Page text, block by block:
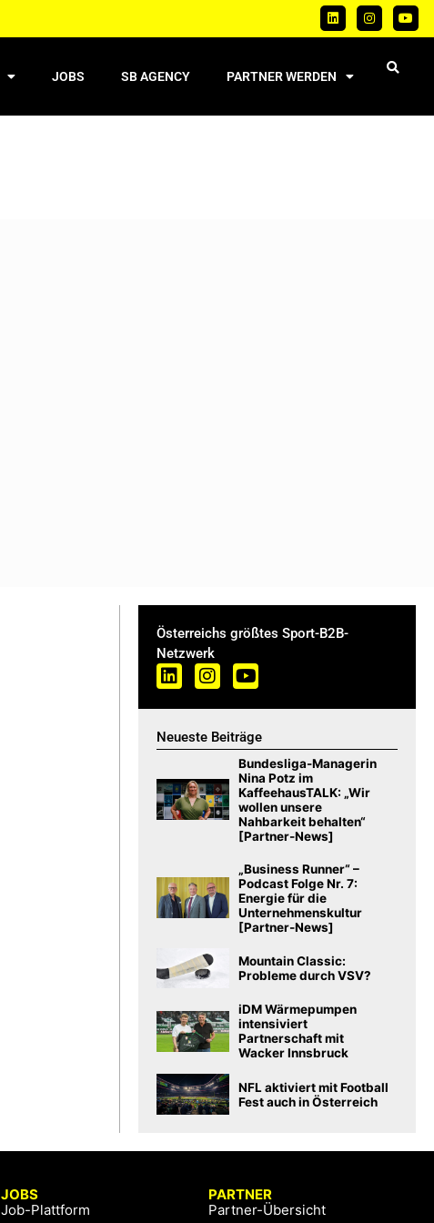
JOBS SB AGENCY PARTNER WERDEN
Österreichs größtes Sport-B2B-
Netzwerk
Neueste Beiträge
Bundesliga-Managerin
Nina Potz im
KaffeehausTALK: „Wir
wollen unsere
Nahbarkeit behalten“
[Partner-News]
„Business Runner“ –
Podcast Folge Nr. 7:
Energie für die
Unternehmenskultur
[Partner-News]
Mountain Classic:
Probleme durch VSV?
iDM Wärmepumpen
intensiviert
Partnerschaft mit
Wacker Innsbruck
NFL aktiviert mit Football
Fest auch in Österreich
JOBS
Job-Plattform
PARTNER
Partner-Übersicht